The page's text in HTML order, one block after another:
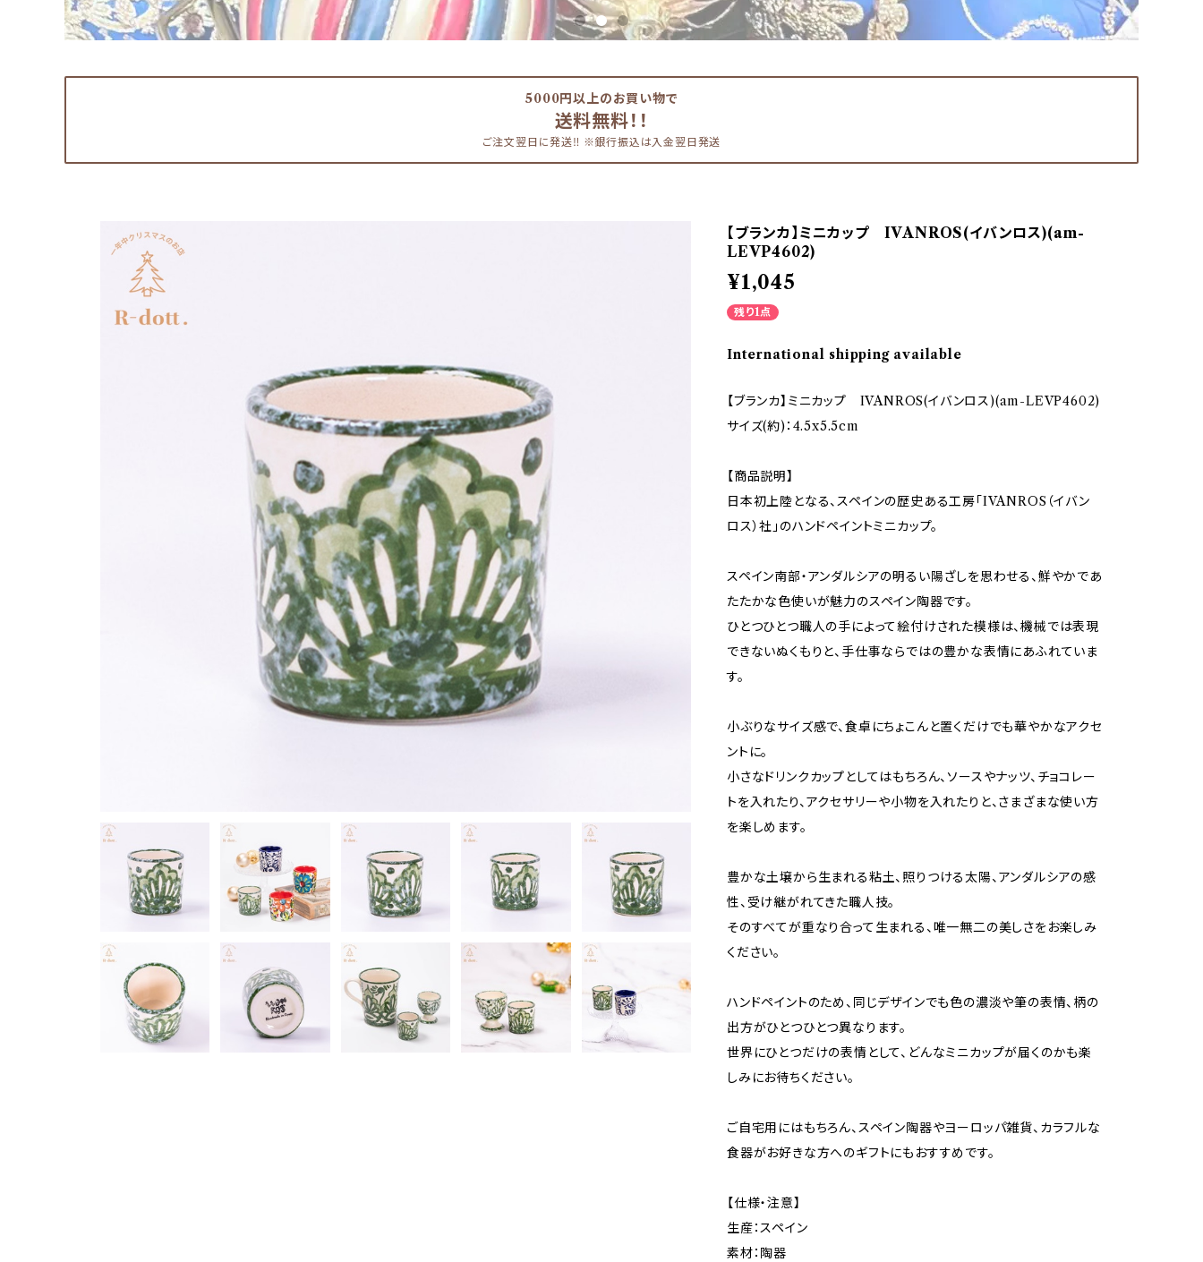
5000円以上のお買い物で
送料無料！！
ご注文翌日に発送‼︎ ※銀行振込は入金翌日発送
【ブランカ】ミニカップ IVANROS(イバンロス)(am-
LEVP4602)
¥1,045
残り1点
International shipping available
【ブランカ】ミニカップ IVANROS(イバンロス)(am-LEVP4602)
サイズ(約)：4.5x5.5cm
【商品説明】
日本初上陸となる、スペインの歴史ある工房「IVANROS（イバン
ロス）社」のハンドペイントミニカップ。
スペイン南部・アンダルシアの明るい陽ざしを思わせる、鮮やかであ
たたかな色使いが魅力のスペイン陶器です。
ひとつひとつ職人の手によって絵付けされた模様は、機械では表現
できないぬくもりと、手仕事ならではの豊かな表情にあふれていま
す。
小ぶりなサイズ感で、食卓にちょこんと置くだけでも華やかなアクセ
ントに。
小さなドリンクカップとしてはもちろん、ソースやナッツ、チョコレー
トを入れたり、アクセサリーや小物を入れたりと、さまざまな使い方
を楽しめます。
豊かな土壌から生まれる粘土、照りつける太陽、アンダルシアの感
性、受け継がれてきた職人技。
そのすべてが重なり合って生まれる、唯一無二の美しさをお楽しみ
ください。
ハンドペイントのため、同じデザインでも色の濃淡や筆の表情、柄の
出方がひとつひとつ異なります。
世界にひとつだけの表情として、どんなミニカップが届くのかも楽
しみにお待ちください。
ご自宅用にはもちろん、スペイン陶器やヨーロッパ雑貨、カラフルな
食器がお好きな方へのギフトにもおすすめです。
【仕様・注意】
生産：スペイン
素材：陶器